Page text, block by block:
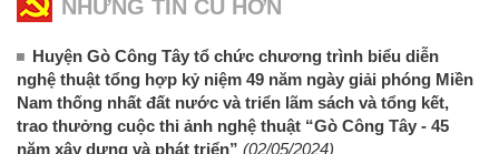
NHỮNG TIN CŨ HƠN
Huyện Gò Công Tây tổ chức chương trình biểu diễn
nghệ thuật tổng hợp kỷ niệm 49 năm ngày giải phóng Miền
Nam thống nhất đất nước và triển lãm sách và tổng kết,
trao thưởng cuộc thi ảnh nghệ thuật “Gò Công Tây - 45
năm xây dựng và phát triển” (02/05/2024)